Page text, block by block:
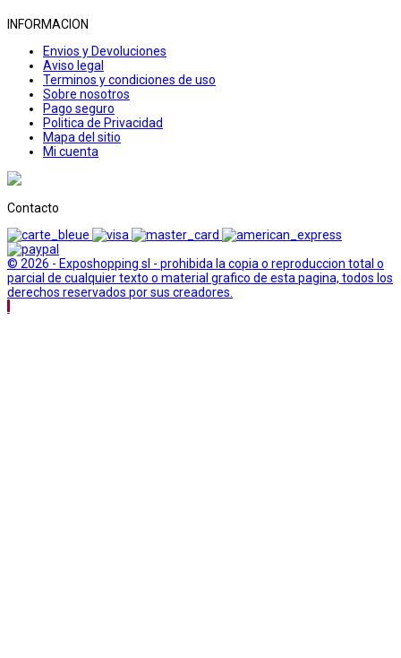
INFORMACION
Envios y Devoluciones
Aviso legal
Terminos y condiciones de uso
Sobre nosotros
Pago seguro
Politica de Privacidad
Mapa del sitio
Mi cuenta
Contacto
© 2026 - Exposhopping sl - prohibida la copia o reproduccion total o
parcial de cualquier texto o material grafico de esta pagina, todos los
derechos reservados por sus creadores.